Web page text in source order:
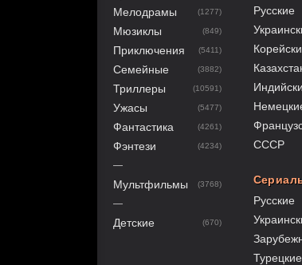
Мелодрамы (1277)
Мюзиклы (849)
Приключения (5411)
Семейные (3882)
Триллеры (10591)
Ужасы (5477)
Фантастика (4261)
Фэнтези (4234)
—
Мультфильмы (3768)
—
Детские (670)
Русские
СССР
Русские
Турецкие